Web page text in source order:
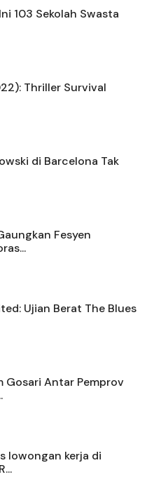
103 Sekolah Swasta
Thriller Survival
di Barcelona Tak
Fesyen
Ujian Berat The Blues
Gosari Antar Pemprov
lowongan kerja di